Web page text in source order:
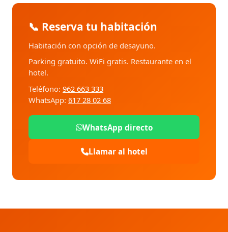
📞 Reserva tu habitación
Habitación con opción de desayuno.
Parking gratuito. WiFi gratis. Restaurante en el
hotel.
Teléfono: 962 663 333
WhatsApp: 617 28 02 68
WhatsApp directo
Llamar al hotel